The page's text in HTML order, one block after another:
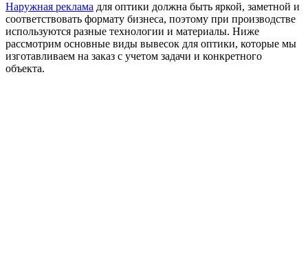
Наружная реклама для оптики должна быть яркой, заметной и
соответствовать формату бизнеса, поэтому при производстве
используются разные технологии и материалы. Ниже
рассмотрим основные виды вывесок для оптики, которые мы
изготавливаем на заказ с учетом задачи и конкретного
объекта.